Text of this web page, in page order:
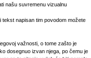
našu suvremenu vizualnu
tekst napisan tim povodom možete
važnosti, o tome zašto je
dosegnuo izvan njega, po čemu je